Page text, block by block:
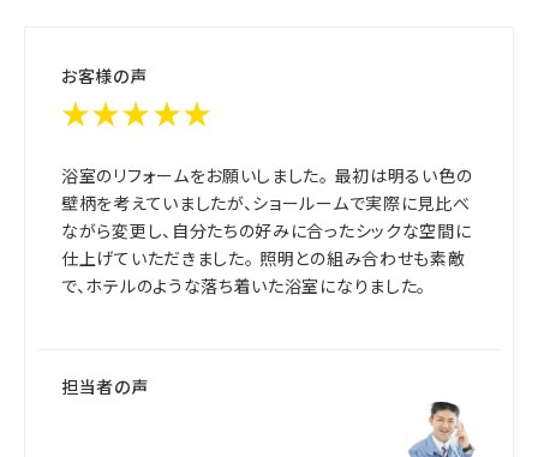
お客様の声
★★★★★
浴室のリフォームをお願いしました。 最初は明るい色の
壁柄を考えていましたが、ショールームで実際に見比べ
ながら変更し、自分たちの好みに合ったシックな空間に
仕上げていただきました。 照明との組み合わせも素敵
で、ホテルのような落ち着いた浴室になりました。
担当者の声